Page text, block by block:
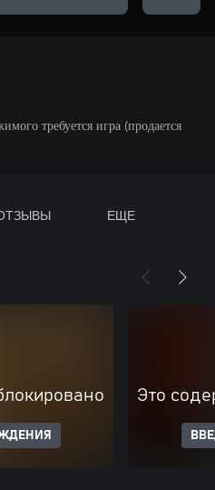
требуется игра (продается
ЕЩЕ
Это